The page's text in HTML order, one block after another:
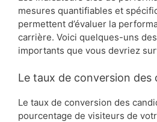
mesures quantifiables et
permettent d’évaluer la
carrière. Voici quelques-uns
importants que vous devriez
Le taux de conversion
Le taux de conversion des
pourcentage de visiteurs de